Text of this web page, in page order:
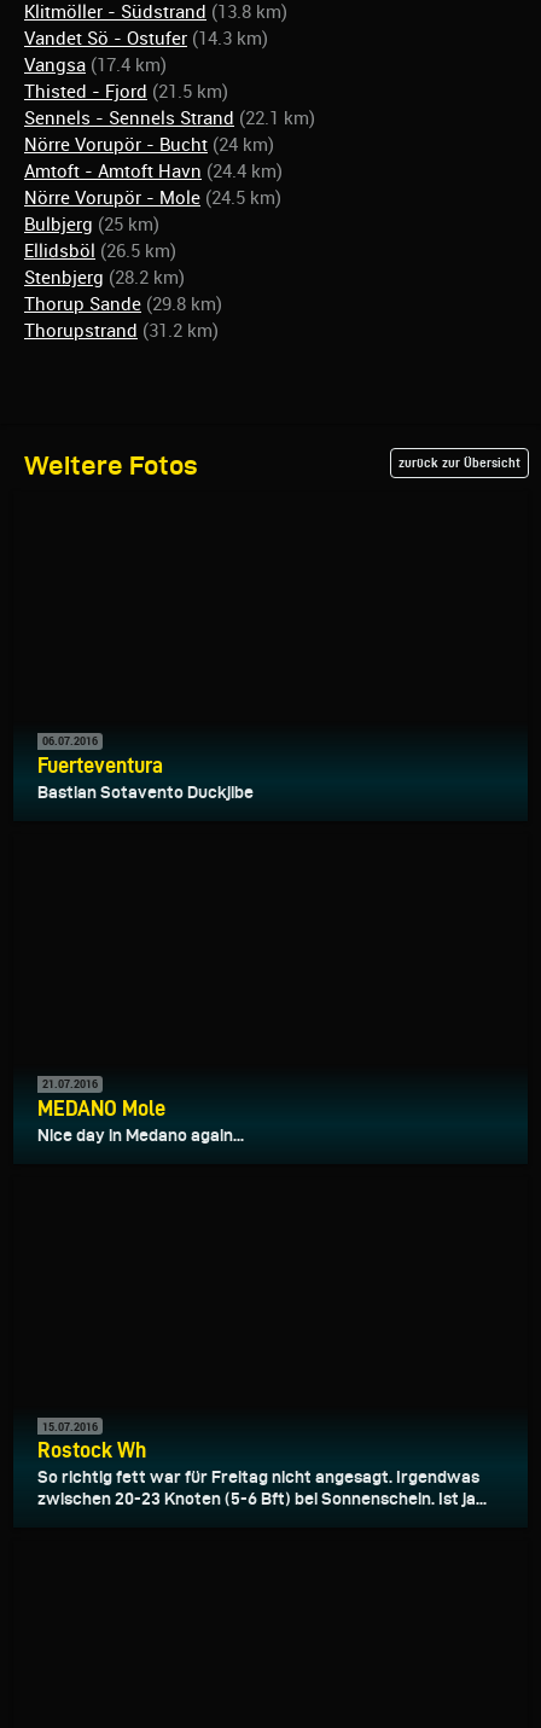
Klitmöller - Südstrand (13.8 km)
Vandet Sö - Ostufer (14.3 km)
Vangsa (17.4 km)
Thisted - Fjord (21.5 km)
Sennels - Sennels Strand (22.1 km)
Nörre Vorupör - Bucht (24 km)
Amtoft - Amtoft Havn (24.4 km)
Nörre Vorupör - Mole (24.5 km)
Bulbjerg (25 km)
Ellidsböl (26.5 km)
Stenbjerg (28.2 km)
Thorup Sande (29.8 km)
Thorupstrand (31.2 km)
Weitere Fotos zurück zur Übersicht
06.07.2016
Fuerteventura
Bastian Sotavento Duckjibe
21.07.2016
MEDANO Mole
Nice day in Medano again...
15.07.2016
Rostock Wh
So richtig fett war für Freitag nicht angesagt. Irgendwas
zwischen 20-23 Knoten (5-6 Bft) bei Sonnenschein. Ist ja...